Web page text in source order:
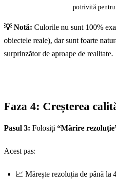
Înainte
potrivită
💡 Notă: Culorile nu sunt 100%
obiectele reale), dar sunt foarte
surprinzător de aproape de realitate.
Faza 4: Creșterea
Pasul 3: Folosiți “Mărire
Acest pas:
📈 Mărește rezoluția de până la